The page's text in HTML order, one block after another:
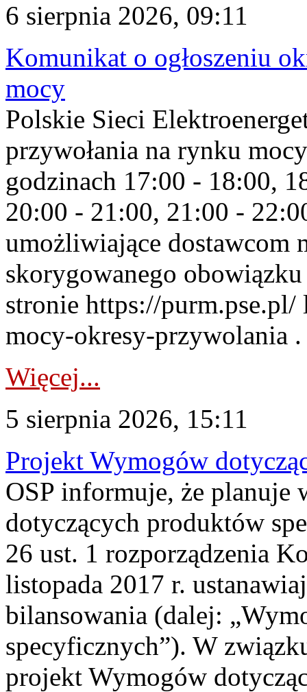
6 sierpnia 2026, 09:11
Komunikat o ogłoszeniu
mocy
Polskie Sieci
przywołania na rynku
godzinach 17:00 - 18:00,
20:00 - 21:00, 21:00 -
umożliwiające dostawcom
skorygowanego
stronie https://
mocy-okresy-przywolania
Więcej...
5 sierpnia 2026, 15:11
Projekt Wymogów
OSP informuje, że planuje
dotyczących produktów
26 ust. 1 rozporządzenia
listopada 2017 r.
bilansowania (dalej:
specyficznych”). W
projekt Wymogów